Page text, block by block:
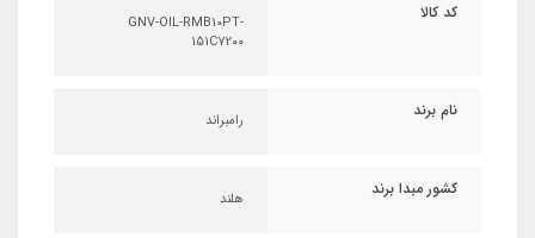
کد کالا
GNV-OIL-RMB10PT-
151C7200
نام برند رامبراند
کشور مبدا برند هلند